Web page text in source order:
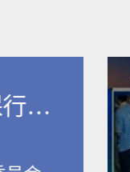
业